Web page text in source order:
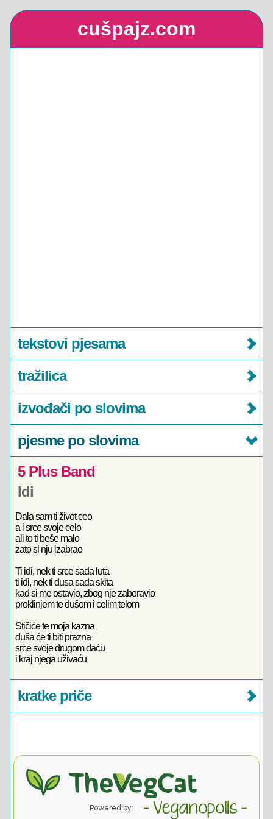
cušpajz.com
tekstovi pjesama
tražilica
izvođači po slovima
pjesme po slovima
5 Plus Band
Idi
Dala sam ti život ceo
a i srce svoje celo
ali to ti beše malo
zato si nju izabrao
Ti idi, nek ti srce sada luta
ti idi, nek ti dusa sada skita
kad si me ostavio, zbog nje zaboravio
proklinjem te dušom i celim telom
Stičiće te moja kazna
duša će ti biti prazna
srce svoje drugom daću
i kraj njega uživaću
kratke priče